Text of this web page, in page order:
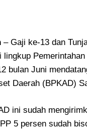
– Gaji ke-13 dan
bulan Juni
Daerah (BPKAD)
ini sudah
5 persen sudah